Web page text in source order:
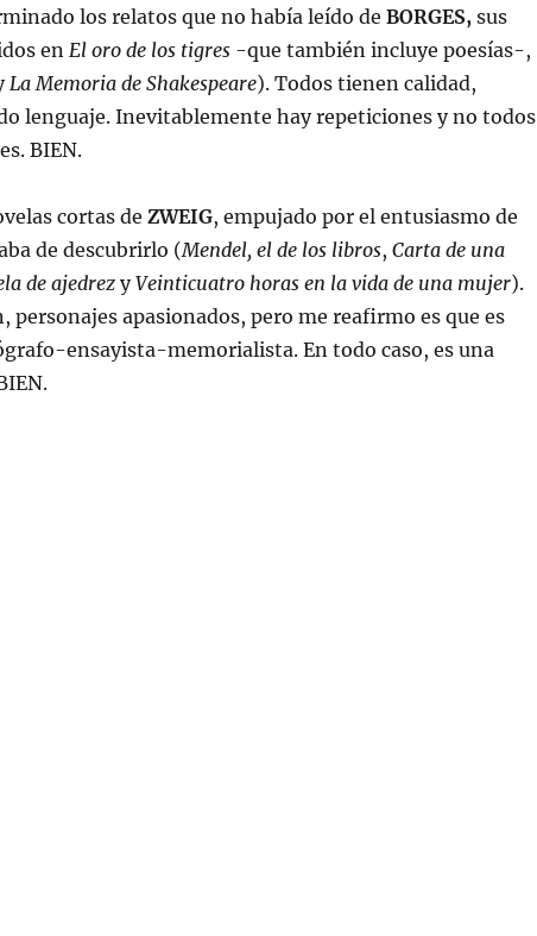
los relatos que no había leído de BORGES, sus
en El oro de los tigres-que también incluye poesías-,
La Memoria de Shakespeare). Todos tienen calidad,
lenguaje. Inevitablemente hay repeticiones y no todos
BIEN.
cortas de ZWEIG, empujado por el entusiasmo de
de descubrirlo (Mendel, el de los libros, Carta de una
de ajedrezyVeinticuatro horas en la vida de una mujer).
personajes apasionados, pero me reafirmo es que es
ensayista-memorialista. En todo caso, es una